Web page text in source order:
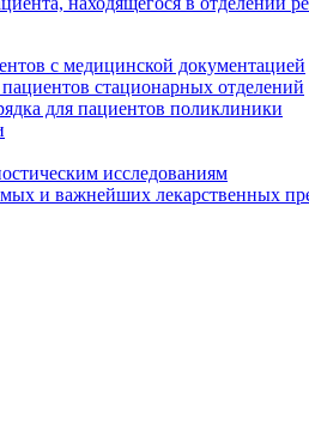
с медицинской документацией
стационарных отделений
для пациентов поликлиники
исследованиям
и важнейших лекарственных